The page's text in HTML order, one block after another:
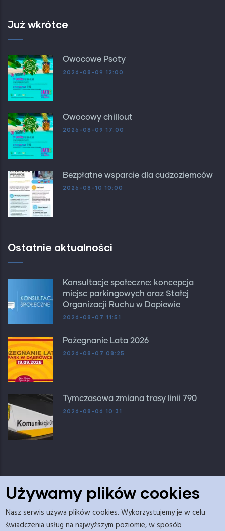
Już wkrótce
Owocowe Psoty
2026-08-09 12:00
Owocowy chillout
2026-08-09 17:00
Bezpłatne wsparcie dla cudzoziemców
2026-08-10 10:00
Ostatnie aktualności
Konsultacje społeczne: koncepcja
miejsc parkingowych oraz Stałej
Organizacji Ruchu w Dopiewie
2026-08-07 11:51
Pożegnanie Lata 2026
2026-08-07 08:25
Tymczasowa zmiana trasy linii 790
2026-08-06 10:31
Adres redakcji: Urząd Gminy Dopiewo, Budynek C ul.
Używamy plików cookies
Nasz serwis używa plików cookies. Wykorzystujemy je w celu
świadczenia usług na najwyższym poziomie, w sposób